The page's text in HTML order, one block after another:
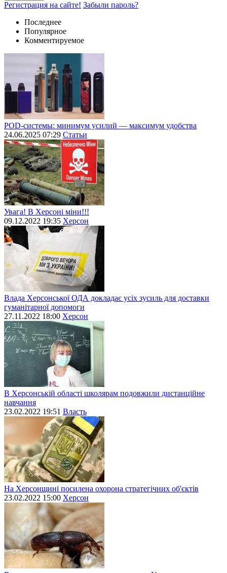
Регистрация на сайте! Забыли пароль?
Последнее
Популярное
Комментируемое
POD-системы: минимум усилий — максимум удобства
24.06.2025 07:29 Статьи
Увага! В Херсоні міни!!!
09.12.2022 19:35 Херсон
Влада Херсонської ОДА докладає усіх зусиль для доставки
гуманітарної допомоги
27.11.2022 18:00 Херсон
В Херсонській області школярам подовжили дистанційне
навчання
23.02.2022 19:51 Власть
На Херсонщині посилена охорона стратегічних об'єктів
23.02.2022 15:00 Херсон